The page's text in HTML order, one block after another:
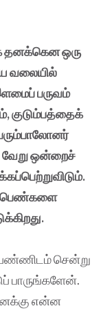
ஒரு
வலையில்
பருவம்
குடும்பத்தைக்
வேறு ஒன்றைச்
பெண்களை
சென்று
பாருங்களேன்.
என்ன